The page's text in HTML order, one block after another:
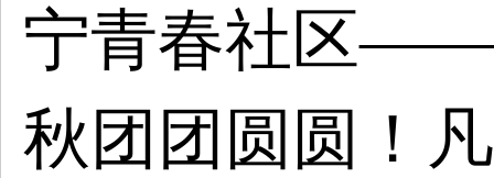
宁青春社区——
秋团团圆圆！